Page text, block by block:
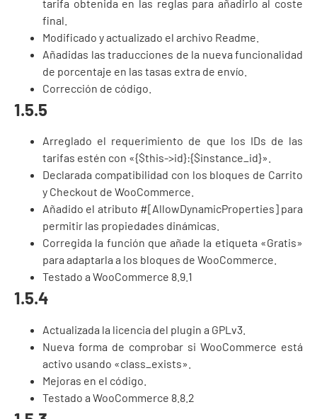
tarifa obtenida en las reglas para añadirlo al coste
final.
Modificado y actualizado el archivo Readme.
Añadidas las traducciones de la nueva funcionalidad
de porcentaje en las tasas extra de envío.
Corrección de código.
1.5.5
Arreglado el requerimiento de que los IDs de las
tarifas estén con «{$this->id}:{$instance_id}».
Declarada compatibilidad con los bloques de Carrito
y Checkout de WooCommerce.
Añadido el atributo #[AllowDynamicProperties] para
permitir las propiedades dinámicas.
Corregida la función que añade la etiqueta «Gratis»
para adaptarla a los bloques de WooCommerce.
Testado a WooCommerce 8.9.1
1.5.4
Actualizada la licencia del plugin a GPLv3.
Nueva forma de comprobar si WooCommerce está
activo usando «class_exists».
Mejoras en el código.
Testado a WooCommerce 8.8.2